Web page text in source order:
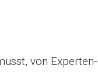
von Experten-